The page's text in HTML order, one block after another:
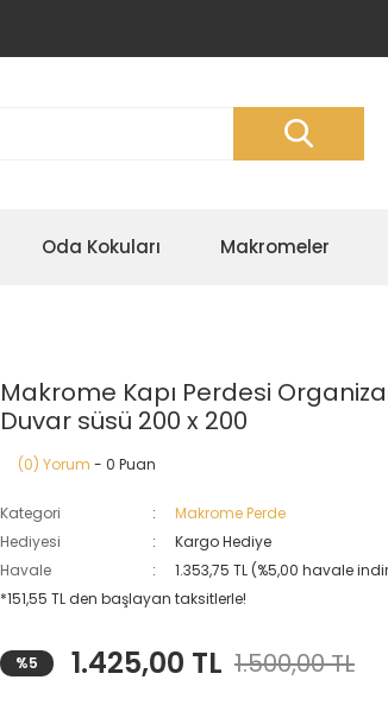
Oda Kokuları Makromeler
Makrome Kapı Perdesi
Duvar süsü 200 x 200
(0) Yorum - 0 Puan
Kategori
Makrome Perde
Hediyesi
Kargo Hediye
Havale
1.353,75 TL (%5,00 havale
*151,55 TL den başlayan taksitlerle!
%5 1.425,00 TL 1.500,00 TL